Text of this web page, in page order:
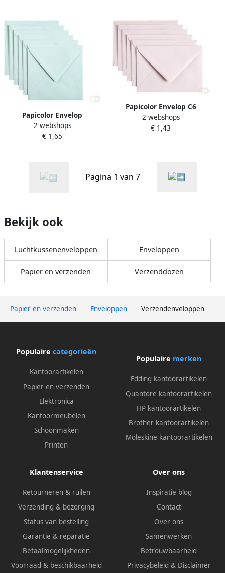
Papier en verzenden Enveloppen Verzendenveloppen
Papicolor Envelop
140x140mm zeegroen pak
Ã 6 stuks
2 webshops
€ 1,65
Papicolor Envelop C6
114x162mm lichtroze pak Ã
6 stuks
2 webshops
€ 1,43
Pagina 1 van 7
Bekijk ook
Luchtkussenenveloppen Enveloppen
Papier en verzenden Verzenddozen
Populaire categorieën
Kantoorartikelen
Papier en verzenden
Elektronica
Kantoormeubelen
Schoonmaken
Printen
Populaire merken
Edding kantoorartikelen
Quantore kantoorartikelen
HP kantoorartikelen
Brother kantoorartikelen
Moleskine kantoorartikelen
Klantenservice
Retourneren & ruilen
Verzending & bezorging
Status van bestelling
Garantie & reparatie
Betaalmogelijkheden
Voorraad & beschikbaarheid
Over ons
Inspiratie blog
Contact
Over ons
Samenwerken
Betrouwbaarheid
Privacybeleid & Disclaimer